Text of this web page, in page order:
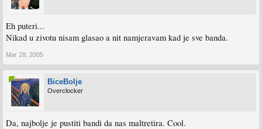
Eh puteri...
Nikad u zivotu nisam glasao a nit namjeravam kad je sve banda.
Mar 28, 2005
BiceBolje
Overclocker
Da, najbolje je pustiti bandi da nas maltretira. Cool.